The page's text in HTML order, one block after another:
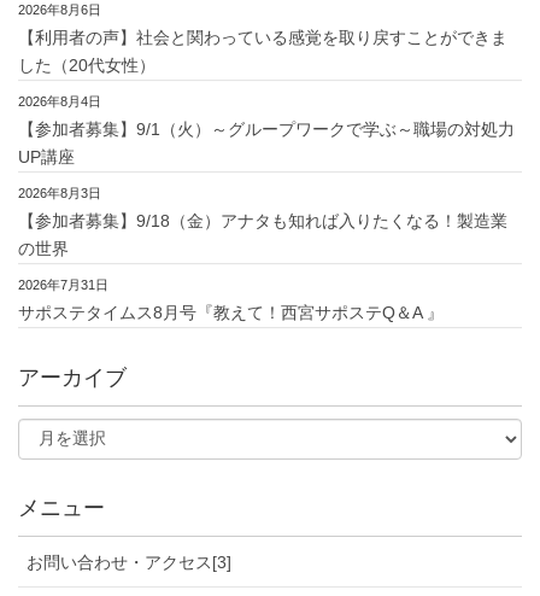
2026年8月6日
【利用者の声】社会と関わっている感覚を取り戻すことができま
した（20代女性）
2026年8月4日
【参加者募集】9/1（火）～グループワークで学ぶ～職場の対処力
UP講座
2026年8月3日
【参加者募集】9/18（金）アナタも知れば入りたくなる！製造業
の世界
2026年7月31日
サポステタイムス8月号『教えて！西宮サポステQ＆A 』
アーカイブ
メニュー
お問い合わせ・アクセス[3]